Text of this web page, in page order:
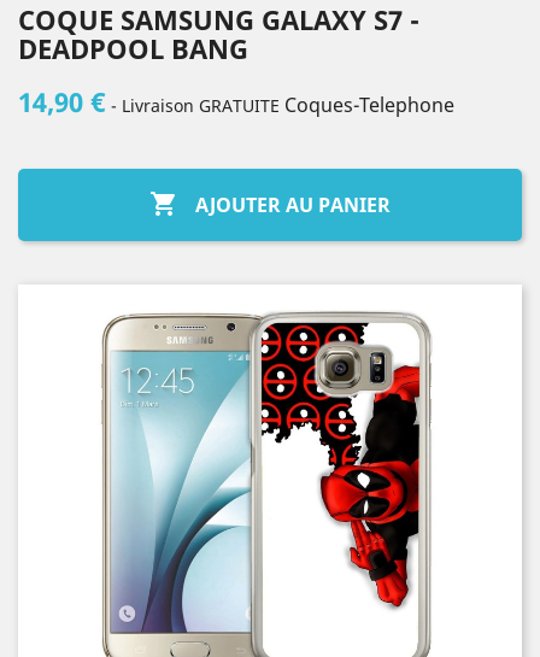
COQUE SAMSUNG GALAXY S7 -
DEADPOOL BANG
14,90 € - Livraison GRATUITE Coques-Telephone
 AJOUTER AU PANIER